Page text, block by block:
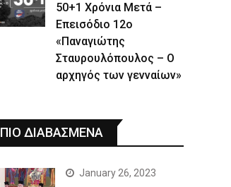
50+1 Χρόνια Μετά –
Επεισόδιο 12ο
«Παναγιώτης
Σταυρουλόπουλος – Ο
αρχηγός των γενναίων»
ΠΙΟ ΔΙΑΒΑΣΜΕΝΑ
January 26, 2023